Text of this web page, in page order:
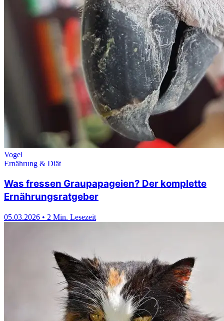
Vogel
Ernährung & Diät
Was fressen Graupapageien? Der komplette
Ernährungsratgeber
05.03.2026 • 2 Min. Lesezeit